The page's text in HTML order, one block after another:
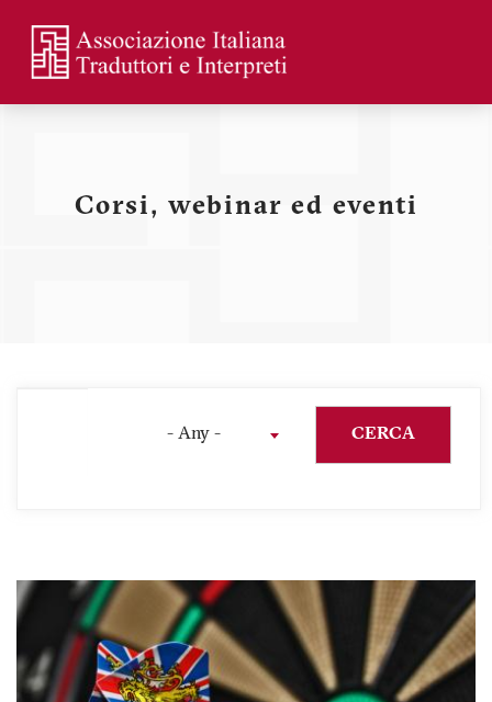
main
content
Menu
utente
Corsi, webinar ed eventi
- Any - CERCA